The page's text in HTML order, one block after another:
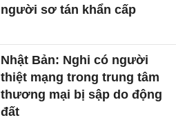
người sơ tán khẩn cấp
Nhật Bản: Nghi có người
thiệt mạng trong trung tâm
thương mại bị sập do động
đất